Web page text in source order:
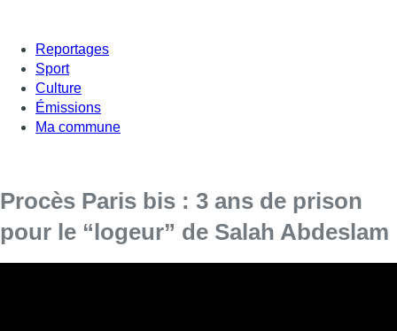
Reportages
Sport
Culture
Émissions
Ma commune
Procès Paris bis : 3 ans de prison
pour le “logeur” de Salah Abdeslam